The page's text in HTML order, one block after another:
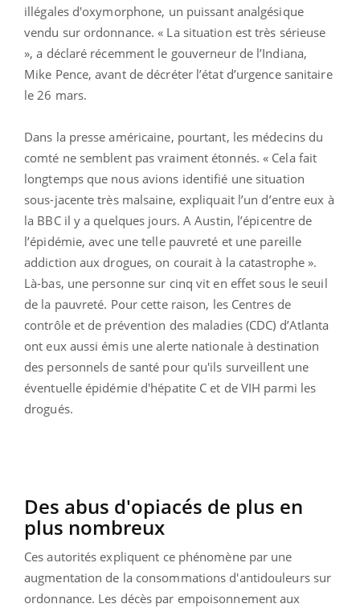
illégales d'oxymorphone, un puissant analgésique
vendu sur ordonnance. « La situation est très sérieuse
», a déclaré récemment le gouverneur de l’Indiana,
Mike Pence, avant de décréter l’état d’urgence sanitaire
le 26 mars.
Dans la presse américaine, pourtant, les médecins du
comté ne semblent pas vraiment étonnés. « Cela fait
longtemps que nous avions identifié une situation
sous-jacente très malsaine, expliquait l’un d’entre eux à
la BBC il y a quelques jours. A Austin, l’épicentre de
l’épidémie, avec une telle pauvreté et une pareille
addiction aux drogues, on courait à la catastrophe ».
Là-bas, une personne sur cinq vit en effet sous le seuil
de la pauvreté. Pour cette raison, les Centres de
contrôle et de prévention des maladies (CDC) d’Atlanta
ont eux aussi émis une alerte nationale à destination
des personnels de santé pour qu'ils surveillent une
éventuelle épidémie d'hépatite C et de VIH parmi les
drogués.
Des abus d'opiacés de plus en
plus nombreux
Ces autorités expliquent ce phénomène par une
augmentation de la consommations d'antidouleurs sur
ordonnance. Les décès par empoisonnement aux